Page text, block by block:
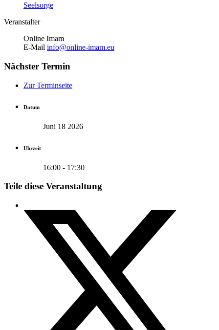
Seelsorge
Veranstalter
Online Imam
E-Mail info@online-imam.eu
Nächster Termin
Zur Terminseite
Datum
Juni 18 2026
Uhrzeit
16:00 - 17:30
Teile diese Veranstaltung